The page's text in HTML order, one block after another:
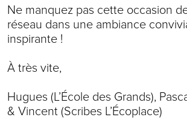
Ne manquez pas cette occasion
réseau dans une ambiance
inspirante !
À très vite,
Hugues (L’École des Grands),
& Vincent (Scribes L’Écoplace)